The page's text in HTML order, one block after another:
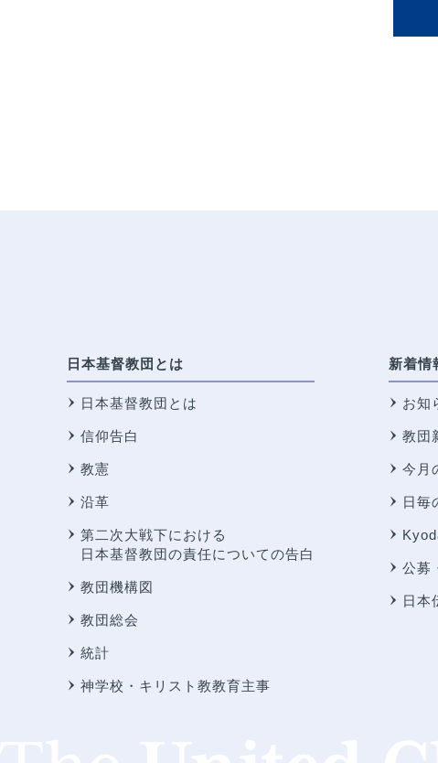
日本基督教団とは
日本基督教団とは
信仰告白
教憲
沿革
第二次大戦下における
日本基督教団の責任についての告白
教団機構図
教団総会
統計
神学校・キリスト教教育主事
新着情
お知
教団
今月
日毎
公募
日本